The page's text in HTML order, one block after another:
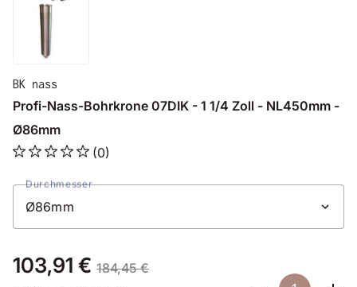
BK nass
Profi-Nass-Bohrkrone 07DIK - 1 1/4 Zoll - NL450mm -
Ø86mm
(0)
Durchmesser
103,91 € 184,45 €